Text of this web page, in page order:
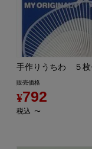
手作りうちわ ５枚
販売価格
¥792
税込 〜